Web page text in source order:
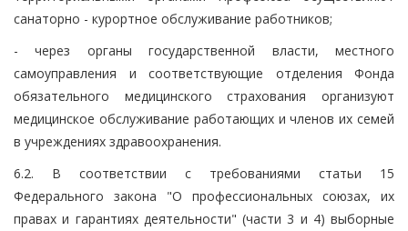
санаторно - курортное обслуживание работников;
- через органы государственной власти, местного
самоуправления и соответствующие отделения Фонда
обязательного медицинского страхования организуют
медицинское обслуживание работающих и членов их семей
в учреждениях здравоохранения.
6.2. В соответствии с требованиями статьи 15
Федерального закона "О профессиональных союзах, их
правах и гарантиях деятельности" (части 3 и 4) выборные